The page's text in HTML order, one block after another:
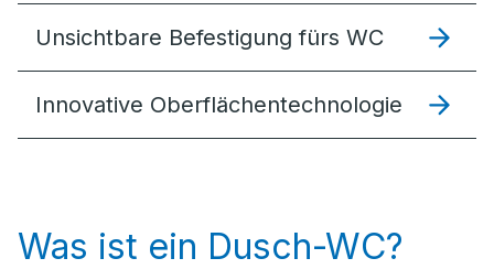
Unsichtbare Befestigung fürs WC
Innovative Oberflächentechnologie
Was ist ein Dusch-WC?